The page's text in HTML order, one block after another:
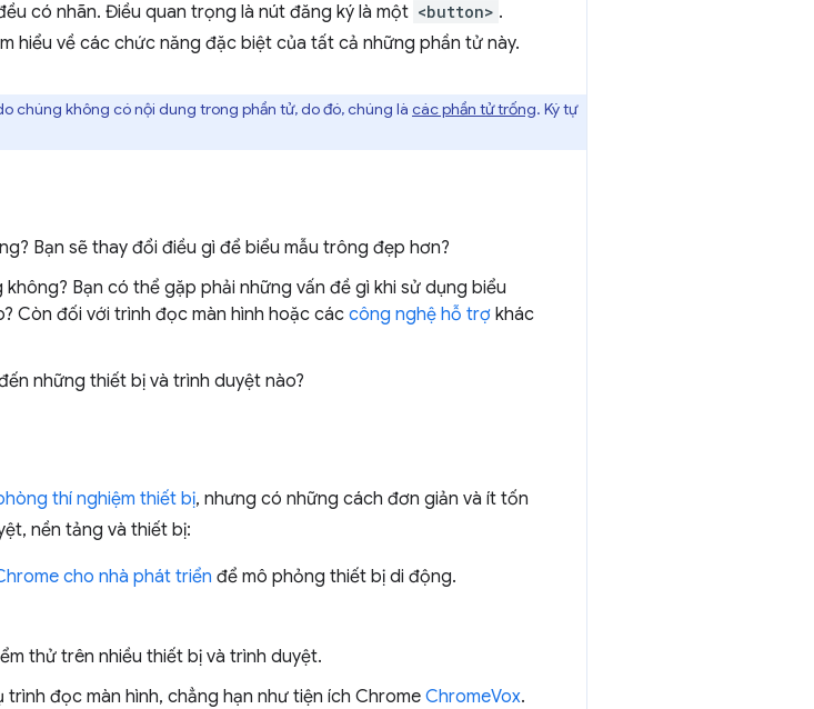
có nhãn. Điều quan trọng là nút đăng ký là một <button> .
hiểu về các chức năng đặc biệt của tất cả những phần tử này.
chúng không có nội dung trong phần tử, do đó, chúng là các phần tử trống. Ký tự
Bạn sẽ thay đổi điều gì để biểu mẫu trông đẹp hơn?
Bạn có thể gặp phải những vấn đề gì khi sử dụng biểu
Còn đối với trình đọc màn hình hoặc cáccông nghệ hỗ trợ khác
những thiết bị và trình duyệt nào?
thí nghiệm thiết bị, nhưng có những cách đơn giản và ít tốn
nền tảng và thiết bị:
cho nhà phát triển để mô phỏng thiết bị di động.
thử trên nhiều thiết bị và trình duyệt.
đọc màn hình, chẳng hạn như tiện ích Chrome ChromeVox.